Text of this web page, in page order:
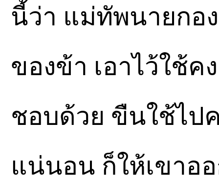
นี้ว่า แม่ทัพนายกอ
ของข้า เอาไว้ใช้ค
ชอบด้วย ขืนใช้ไป
แน่นอน ก็ให้เขาอ